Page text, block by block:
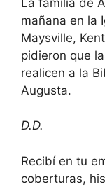
mañana en la
Maysville,
pidieron que
realicen a la
Augusta.
D.D.
Recibí en tu
coberturas,